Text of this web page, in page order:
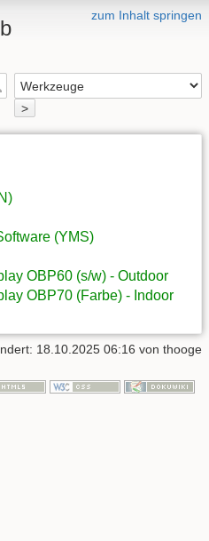
zum Inhalt springen
>
(YMS)
OBP60 (s/w) - Outdoor
OBP70 (Farbe) - Indoor
18.10.2025 06:16 von thooge